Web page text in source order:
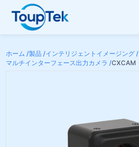
ホーム /製品 /インテリジェントイメージング /
マルチインターフェース出力カメラ /CXCAM